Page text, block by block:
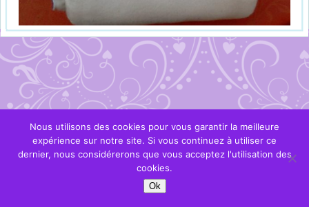
Nous utilisons des cookies pour vous garantir la meilleure
expérience sur notre site. Si vous continuez à utiliser ce
dernier, nous considérerons que vous acceptez l'utilisation des
cookies.
Ok